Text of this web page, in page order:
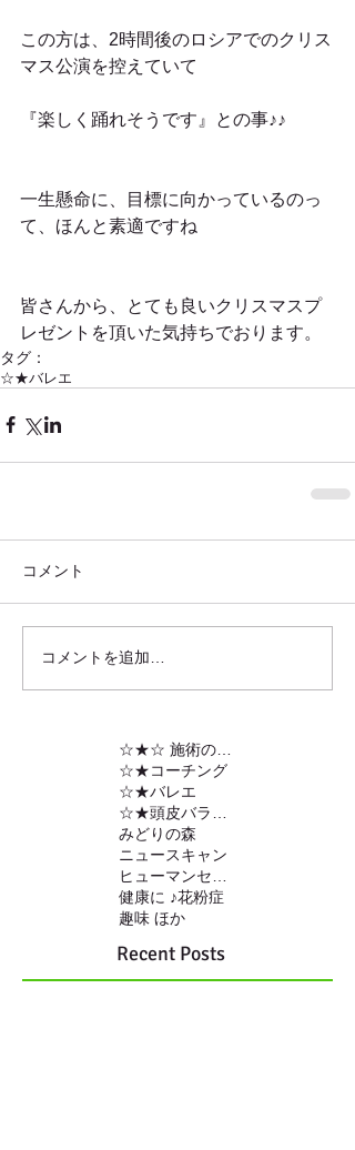
この方は、2時間後のロシアでのクリス
マス公演を控えていて
『楽しく踊れそうです』との事♪♪
一生懸命に、目標に向かっているのっ
て、ほんと素適ですね
皆さんから、とても良いクリスマスプ
レゼントを頂いた気持ちでおります。
タグ：
☆★バレエ
コメント
コメントを追加…
☆★コーチング
☆★バレエ
みどりの森
ニュースキャン
健康に ♪花粉症
趣味 ほか
Recent Posts